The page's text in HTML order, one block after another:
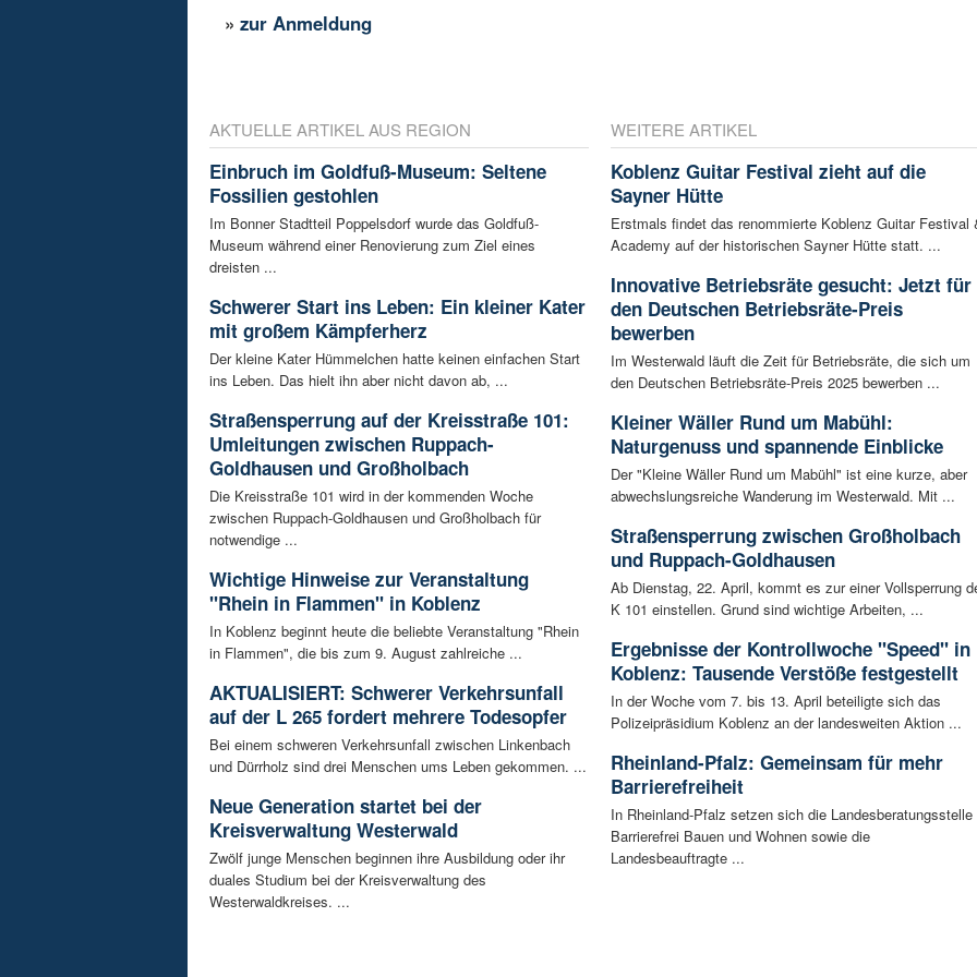
»zur Anmeldung
AKTUELLE ARTIKEL AUS REGION
Einbruch im Goldfuß-Museum: Seltene
Fossilien gestohlen
Im Bonner Stadtteil Poppelsdorf wurde das Goldfuß-
Museum während einer Renovierung zum Ziel eines
dreisten ...
Schwerer Start ins Leben: Ein kleiner Kater
mit großem Kämpferherz
Der kleine Kater Hümmelchen hatte keinen einfachen Start
ins Leben. Das hielt ihn aber nicht davon ab, ...
Straßensperrung auf der Kreisstraße 101:
Umleitungen zwischen Ruppach-
Goldhausen und Großholbach
Die Kreisstraße 101 wird in der kommenden Woche
zwischen Ruppach-Goldhausen und Großholbach für
notwendige ...
Wichtige Hinweise zur Veranstaltung
"Rhein in Flammen" in Koblenz
In Koblenz beginnt heute die beliebte Veranstaltung "Rhein
in Flammen", die bis zum 9. August zahlreiche ...
AKTUALISIERT: Schwerer Verkehrsunfall
auf der L 265 fordert mehrere Todesopfer
Bei einem schweren Verkehrsunfall zwischen Linkenbach
und Dürrholz sind drei Menschen ums Leben gekommen. ...
Neue Generation startet bei der
Kreisverwaltung Westerwald
Zwölf junge Menschen beginnen ihre Ausbildung oder ihr
duales Studium bei der Kreisverwaltung des
Westerwaldkreises. ...
WEITERE ARTIKEL
Koblenz Guitar Festival zieht auf die
Sayner Hütte
Erstmals findet das renommierte Koblenz Guitar Festival
Academy auf der historischen Sayner Hütte statt. ...
Innovative Betriebsräte gesucht: Jetzt für
den Deutschen Betriebsräte-Preis
bewerben
Im Westerwald läuft die Zeit für Betriebsräte, die sich um
den Deutschen Betriebsräte-Preis 2025 bewerben ...
Kleiner Wäller Rund um Mabühl:
Naturgenuss und spannende Einblicke
Der "Kleine Wäller Rund um Mabühl" ist eine kurze, aber
abwechslungsreiche Wanderung im Westerwald. Mit ...
Straßensperrung zwischen Großholbach
und Ruppach-Goldhausen
Ab Dienstag, 22. April, kommt es zur einer Vollsperrung
K 101 einstellen. Grund sind wichtige Arbeiten, ...
Ergebnisse der Kontrollwoche "Speed" in
Koblenz: Tausende Verstöße festgestellt
In der Woche vom 7. bis 13. April beteiligte sich das
Polizeipräsidium Koblenz an der landesweiten Aktion ...
Rheinland-Pfalz: Gemeinsam für mehr
Barrierefreiheit
In Rheinland-Pfalz setzen sich die Landesberatungsstelle
Barrierefrei Bauen und Wohnen sowie die
Landesbeauftragte ...